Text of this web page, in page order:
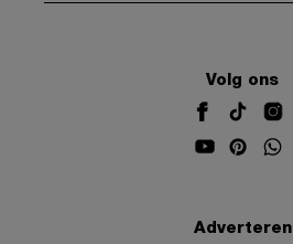
Volg ons
Adverteren